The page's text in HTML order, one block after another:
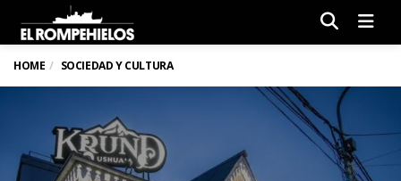
HOME SOCIEDAD Y CULTURA